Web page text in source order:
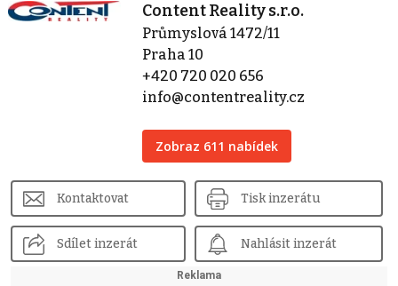
Content Reality s.r.o.
Průmyslová 1472/11
Praha 10
+420 720 020 656
info@contentreality.cz
Zobraz 611 nabídek
Kontaktovat Tisk inzerátu
Sdílet inzerát Nahlásit inzerát